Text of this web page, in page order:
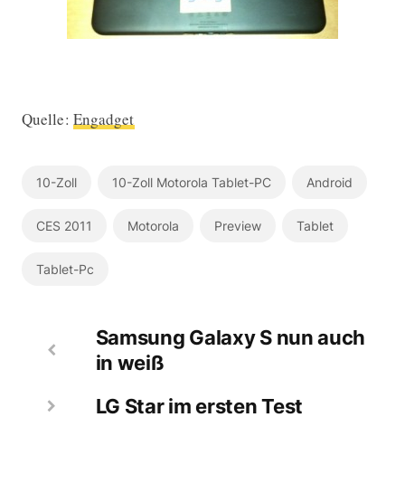
Quelle: Engadget
10-Zoll 10-Zoll Motorola Tablet-PC Android
CES 2011 Motorola Preview Tablet
Tablet-Pc
Samsung Galaxy S nun auch
in weiß
LG Star im ersten Test